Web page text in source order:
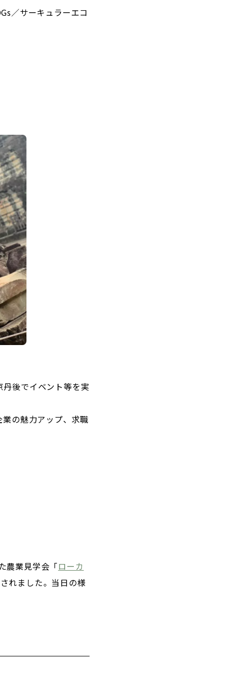
／サーキュラーエコ
後でイベント等を実
の魅力アップ、求職
農業見学会「ローカ
れました。当日の様